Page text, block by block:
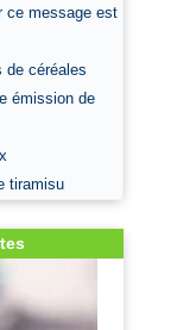
ce message est
de céréales
émission de
tiramisu